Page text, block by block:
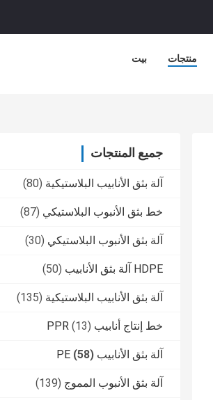
بيت منتجات
جميع المنتجات
آلة بثق الأنابيب البلاستيكية (80)
خط بثق الأنبوب البلاستيكي (87)
آلة بثق الأنبوب البلاستيكي (30)
HDPE آلة بثق الأنابيب (50)
آلة بثق الأنابيب البلاستيكية (135)
خط إنتاج أنابيب PPR (13)
آلة بثق الأنابيب PE (58)
آلة بثق الأنبوب المموج (139)